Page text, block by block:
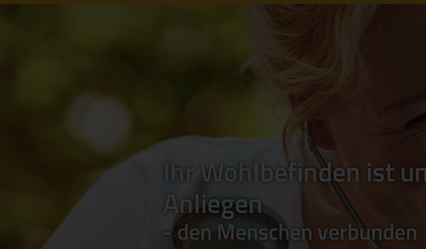
Ihr Wohlbefinden ist
Anliegen
- den Menschen verbunden